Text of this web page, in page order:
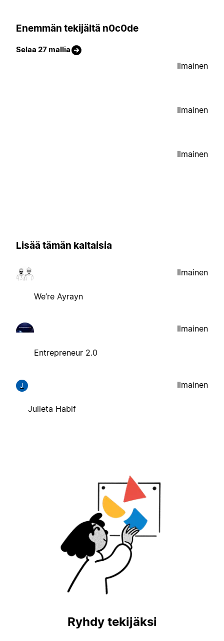
Enemmän tekijältä n0c0de
Selaa 27 mallia
Ilmainen
Ilmainen
Ilmainen
Lisää tämän kaltaisia
We’re Ayrayn
Ilmainen
Entrepreneur 2.0
Ilmainen
J
Julieta Habif
Ilmainen
Ryhdy tekijäksi